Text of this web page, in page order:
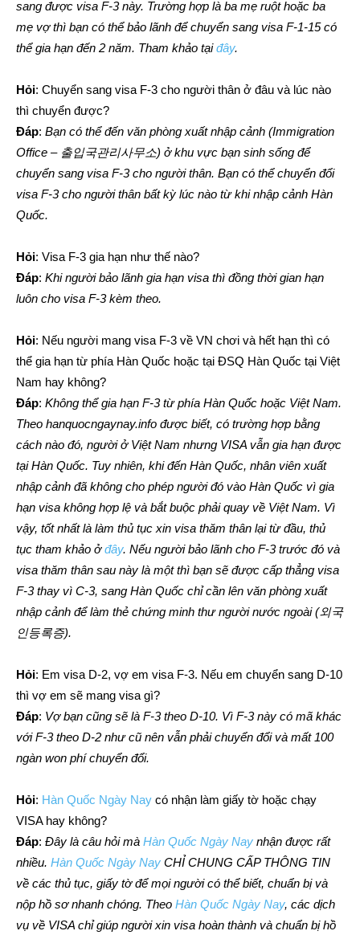
sang được visa F-3 này. Trường hợp là ba mẹ ruột hoặc ba
mẹ vợ thì bạn có thể bảo lãnh để chuyển sang visa F-1-15 có
thể gia hạn đến 2 năm. Tham khảo tạiđây.
Hỏi: Chuyển sang visa F-3 cho người thân ở đâu và lúc nào
thì chuyển được?
Đáp: Bạn có thể đến văn phòng xuất nhập cảnh (Immigration
Office – 출입국관리사무소) ở khu vực bạn sinh sống để
chuyển sang visa F-3 cho người thân. Bạn có thể chuyển đổi
visa F-3 cho người thân bất kỳ lúc nào từ khi nhập cảnh Hàn
Quốc.
Hỏi: Visa F-3 gia hạn như thế nào?
Đáp: Khi người bảo lãnh gia hạn visa thì đồng thời gian hạn
luôn cho visa F-3 kèm theo.
Hỏi: Nếu người mang visa F-3 về VN chơi và hết hạn thì có
thể gia hạn từ phía Hàn Quốc hoặc tại ĐSQ Hàn Quốc tại Việt
Nam hay không?
Đáp: Không thể gia hạn F-3 từ phía Hàn Quốc hoặc Việt Nam.
Theo hanquocngaynay.info được biết, có trường hợp bằng
cách nào đó, người ở Việt Nam nhưng VISA vẫn gia hạn được
tại Hàn Quốc. Tuy nhiên, khi đến Hàn Quốc, nhân viên xuất
nhập cảnh đã không cho phép người đó vào Hàn Quốc vì gia
hạn visa không hợp lệ và bắt buộc phải quay về Việt Nam. Vì
vậy, tốt nhất là làm thủ tục xin visa thăm thân lại từ đầu, thủ
tục tham khảo ởđây. Nếu người bảo lãnh cho F-3 trước đó và
visa thăm thân sau này là một thì bạn sẽ được cấp thẳng visa
F-3 thay vì C-3, sang Hàn Quốc chỉ cần lên văn phòng xuất
nhập cảnh để làm thẻ chứng minh thư người nước ngoài (외국
인등록증).
Hỏi: Em visa D-2, vợ em visa F-3. Nếu em chuyển sang D-10
thì vợ em sẽ mang visa gì?
Đáp: Vợ bạn cũng sẽ là F-3 theo D-10. Vì F-3 này có mã khác
với F-3 theo D-2 như cũ nên vẫn phải chuyển đổi và mất 100
ngàn won phí chuyển đổi.
Hỏi: Hàn Quốc Ngày Nay có nhận làm giấy tờ hoặc chạy
VISA hay không?
Đáp: Đây là câu hỏi mà Hàn Quốc Ngày Nay nhận được rất
nhiều. Hàn Quốc Ngày Nay CHỈ CHUNG CẤP THÔNG TIN
về các thủ tục, giấy tờ để mọi người có thể biết, chuẩn bị và
nộp hồ sơ nhanh chóng. Theo Hàn Quốc Ngày Nay, các dịch
vụ về VISA chỉ giúp người xin visa hoàn thành và chuẩn bị hồ